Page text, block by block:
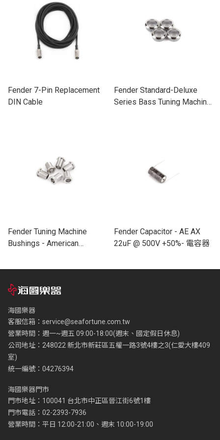
Fender 7-Pin Replacement
DIN Cable
Fender Standard-Deluxe
Series Bass Tuning Machine
Fender Tuning Machine
Bushings - American
Guitars, Chrome (6) 軸襯
Fender Capacitor - AE AX
22uF @ 500V +50%- 電容器
海國樂器
客服信箱： service@seafortune.com.tw
營業時間：週一~週五 09:00-18:00(週末、國定假日休息)
公司地址：248022 新北市新莊區五權一路3號4樓之3(仁愛大樓409
室)
統一編號：04276394
海國樂器門市
門市地址：100041 台北市中正區晉江街6號1樓
門市電話：02-2393-7936
營業時間：平日 12:00-21:00、週末 10:00-19:00